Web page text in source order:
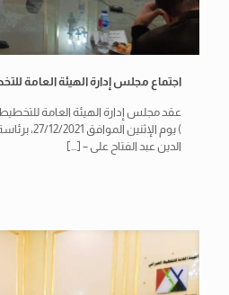
اجتماع مجلس إدارة الهيئة العامة
) يوم
الدين عبد الفتاح على – […]